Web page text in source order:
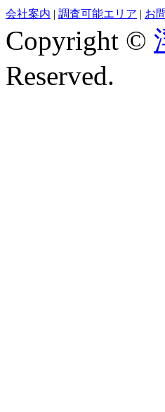
会社案内 | 調査可能エリア | お
Copyright ©
Reserved.